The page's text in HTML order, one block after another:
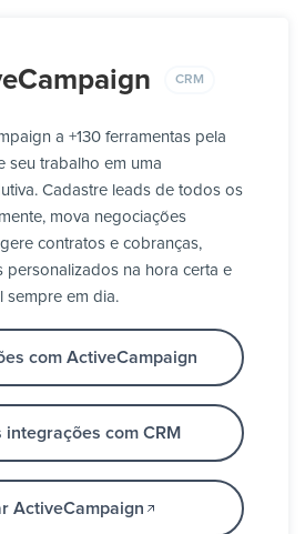
CRM
a +130 ferramentas pela
seu trabalho em uma
Cadastre leads de todos os
mova negociações
contratos e cobranças,
personalizados na hora certa e
sempre em dia.
com ActiveCampaign
integrações com CRM
ActiveCampaign